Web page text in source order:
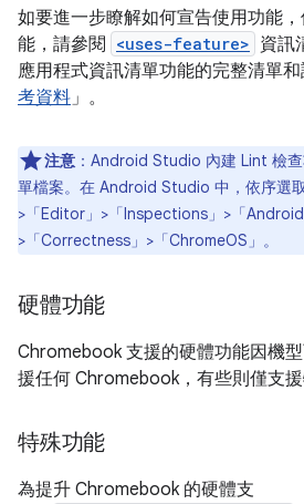
如要進一步瞭解如何宣告使用功能
能，請參閱
<uses-feature> 資訊
應用程式資訊清單功能的完整清單和
考資料」。
注意 ：Android Studio 內建 Lint 檢
單檔案。在 Android Studio 中，依序選
>「Editor」>「Inspections」>「Android
>「Correctness」>「ChromeOS」 。
硬體功能
Chromebook 支援的硬體功能因機
援任何 Chromebook，有些則僅支援
特殊功能
為提升 Chromebook 的硬體支